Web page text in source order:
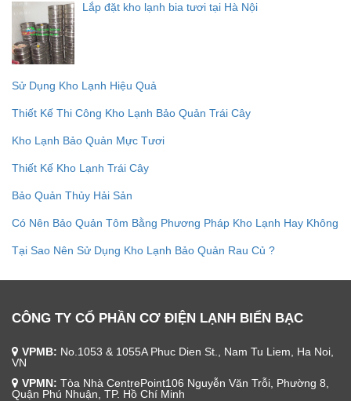
Lắp đặt kho lạnh bia tươi tại Hà Nội
Sử Dụng Kho Lạnh Hiệu Quả
Thiết Kế Thi Công Kho Lạnh Bảo Quản Trái Cây
Kho Lạnh Bảo Quản Mực Tươi
Thiết Kế Kho Lạnh Trái Cây
Bảo Quản Thủy Hải Sản
Có Nên Bảo Quản Tôm Bằng Phương Pháp Kho Lạnh Hay Không
Tại Sao Nên Sử Dụng Kho Lạnh Bảo Quản Rau Củ ?
CÔNG TY CỔ PHẦN CƠ ĐIỆN LẠNH BIỂN BẠC
VPMB: No.1053 & 1055A Phuc Dien St., Nam Tu Liem, Ha Noi,
VN
VPMN: Tòa Nhà CentrePoint106 Nguyễn Văn Trỗi, Phường 8,
Quận Phú Nhuận, TP. Hồ Chí Minh